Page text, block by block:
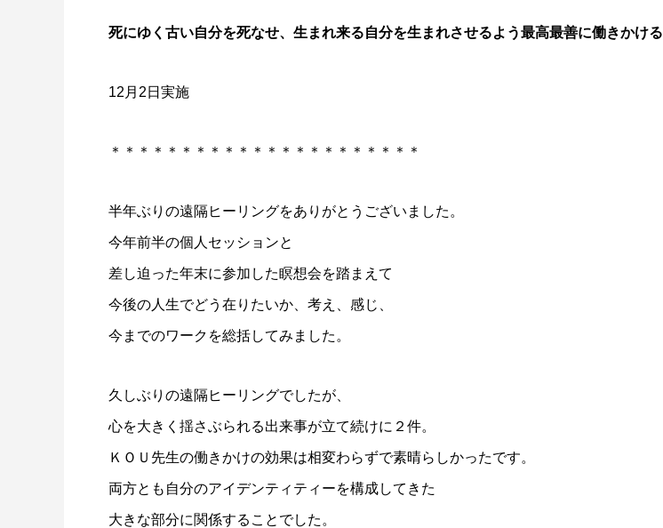
死にゆく古い自分を死なせ、生まれ来る自分を生まれさせるよう最高最善に働きかける
12月2日実施
＊＊＊＊＊＊＊＊＊＊＊＊＊＊＊＊＊＊＊＊＊＊
半年ぶりの遠隔ヒーリングをありがとうございました。
今年前半の個人セッションと
差し迫った年末に参加した瞑想会を踏まえて
今後の人生でどう在りたいか、考え、感じ、
今までのワークを総括してみました。
久しぶりの遠隔ヒーリングでしたが、
心を大きく揺さぶられる出来事が立て続けに２件。
ＫＯＵ先生の働きかけの効果は相変わらずで素晴らしかったです。
両方とも自分のアイデンティティーを構成してきた
大きな部分に関係することでした。